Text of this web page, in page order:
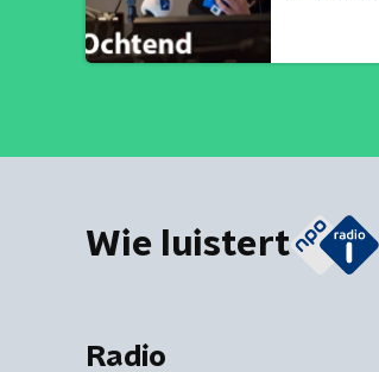
Wie luistert
Radio